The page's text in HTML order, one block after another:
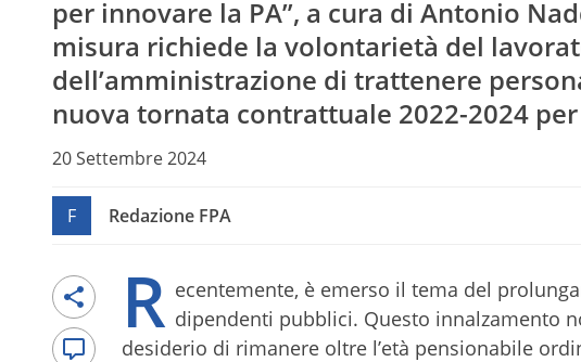
per innovare la PA”, a cura di Antonio
misura richiede la volontarietà del
dell’amministrazione di trattenere
nuova tornata contrattuale 2022-2024
20 Settembre 2024
F Redazione FPA
R ecentemente, è emerso il tema del
dipendenti pubblici. Questo innalzamento
desiderio di rimanere oltre l’età pensionabile